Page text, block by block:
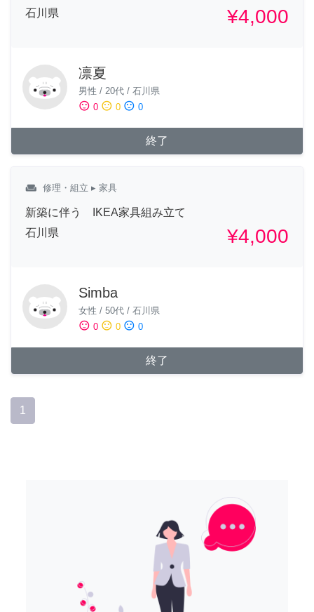
石川県
¥4,000
凛夏
男性 / 20代 / 石川県
sentiment_satisfied 0 sentiment_neutral 0 sentiment_dissatisfied 0
終了
weekend 修理・組立 ▸ 家具
新築に伴う IKEA家具組み立て
石川県
¥4,000
Simba
女性 / 50代 / 石川県
sentiment_satisfied 0 sentiment_neutral 0 sentiment_dissatisfied 0
終了
1